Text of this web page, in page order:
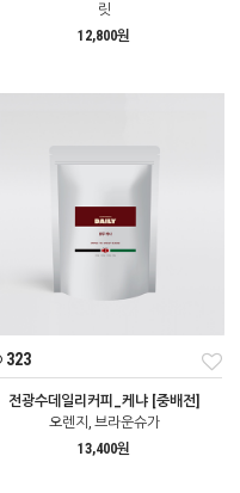
릿
12,800원
323
전광수데일리커피_케냐 [중배전]
오렌지, 브라운슈가
13,400원